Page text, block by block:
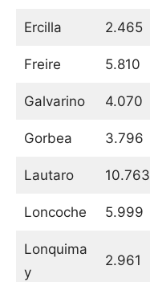
Ercilla 2.465
Freire 5.810
Galvarino 4.070
Gorbea 3.796
Lautaro 10.763
Loncoche 5.999
Lonquima
y
2.961